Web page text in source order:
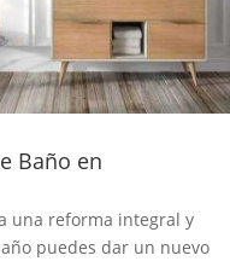
Baño en
una reforma integral y
puedes dar un nuevo